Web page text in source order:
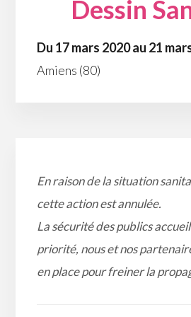
Dessin
Du 17 mars 2020 au 21
Amiens (80)
En raison de la situation
cette action est annulée.
La sécurité des publics
priorité, nous et nos
en place pour freiner la